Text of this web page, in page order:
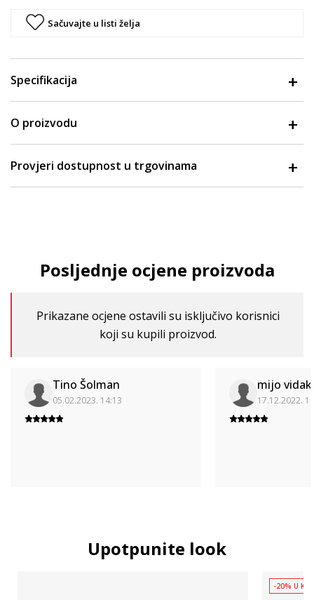
Sačuvajte u listi želja
Specifikacija
O proizvodu
Provjeri dostupnost u trgovinama
Posljednje ocjene proizvoda
Prikazane ocjene ostavili su isključivo korisnici
koji su kupili proizvod.
Tino Šolman
05.02.2023. 14:13
mijo vidak
17.12.2022.
Upotpunite look
-20% U